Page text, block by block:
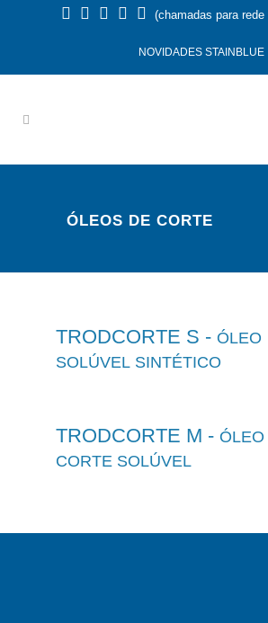
(chamadas para
NOVIDADES STAINBLUE
ÓLEOS DE CORTE
TRODCORTE S - ÓLEO
SOLÚVEL SINTÉTICO
TRODCORTE M - ÓLEO
CORTE SOLÚVEL